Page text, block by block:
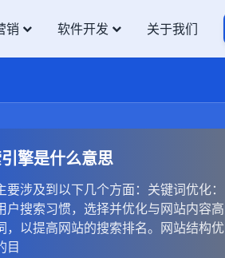
销 软件开发 关于我们
擎是什么意思
要涉及到以下几个方面：关键词优化：
户搜索习惯，选择并优化与网站内容高
，以提高网站的搜索排名。网站结构优
目